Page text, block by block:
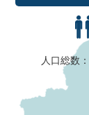
人口総数：